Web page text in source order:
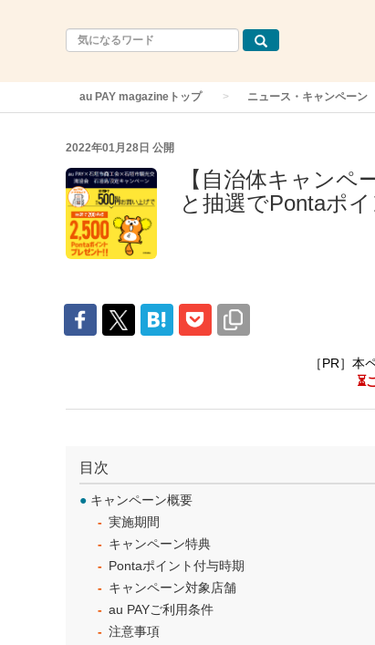
au PAY magazineトップ ニュース・キャンペーン
2022年01月28日 公開
【自治体キャンペ
と抽選でPontaポ
［PR］本
⏳
目次
● キャンペーン概要
実施期間
キャンペーン特典
Pontaポイント付与時期
キャンペーン対象店舗
au PAYご利用条件
注意事項